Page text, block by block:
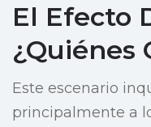
El Efecto
¿Quiénes
Este escenario
principalmente a